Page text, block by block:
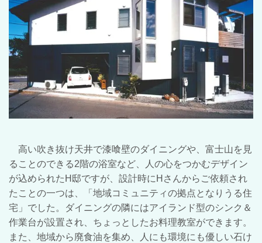
高い吹き抜け天井で漆喰壁のダイニングや、富士山を見
ることのできる2階の浴室など、人の心をつかむデザイン
が込められた H 邸ですが、設計時にH さんからご依頼され
たことの一つは、「地域コミュニティの拠点となりうる住
宅」でした。ダイニングの隣にはアイランド型のシンク＆
作業台が設置され、ちょっとしたお料理教室ができます。
また、地域から廃食油を集め、人にも環境にも優しい石け